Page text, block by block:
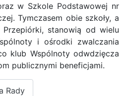
w Szkole Podstawowej nr
Tymczasem obie szkoły, a
stanowią od wielu
i ośrodki zwalczania
klub Wspólnoty odwdzięcza
publicznymi beneficjami.
Rady